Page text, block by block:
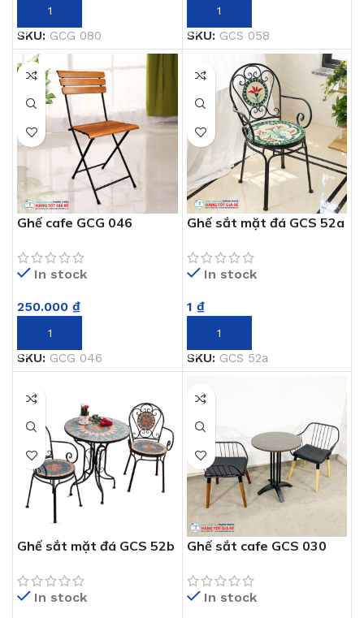
THÊM VÀO GIỎ HÀNG
SKU: GCG 080
THÊM VÀO GIỎ HÀNG
SKU: GCS 058
Ghế cafe GCG 046
In stock
250.000 ₫
THÊM VÀO GIỎ HÀNG
SKU: GCG 046
Ghế sắt mặt đá GCS 52a
In stock
1 ₫
THÊM VÀO GIỎ HÀNG
SKU: GCS 52a
Ghế sắt mặt đá GCS 52b
In stock
Ghế sắt cafe GCS 030
In stock